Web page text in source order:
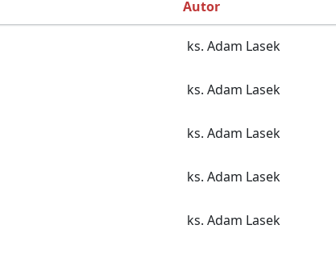
Autor
ks. Adam Lasek
ks. Adam Lasek
ks. Adam Lasek
ks. Adam Lasek
ks. Adam Lasek